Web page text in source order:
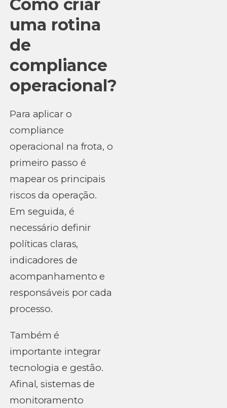
Como criar
uma rotina
de
compliance
operacional?
Para aplicar o
compliance
operacional na frota, o
primeiro passo é
mapear os principais
riscos da operação.
Em seguida, é
necessário definir
políticas claras,
indicadores de
acompanhamento e
responsáveis por cada
processo.
Também é
importante integrar
tecnologia e gestão.
Afinal, sistemas de
monitoramento